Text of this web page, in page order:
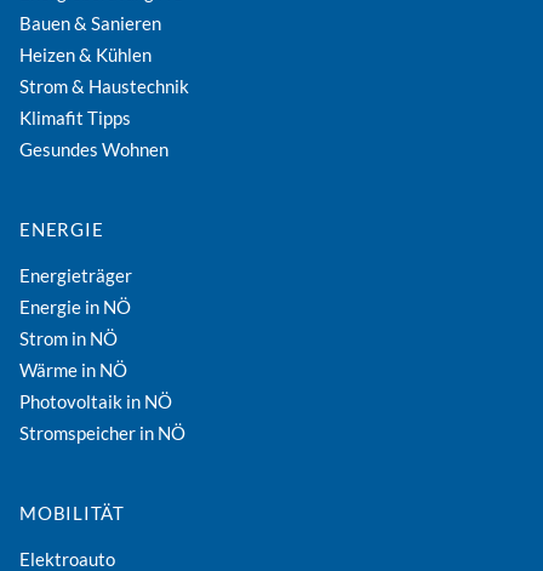
Bauen & Sanieren
Heizen & Kühlen
Strom & Haustechnik
Klimafit Tipps
Gesundes Wohnen
ENERGIE
Energieträger
Energie in NÖ
Strom in NÖ
Wärme in NÖ
Photovoltaik in NÖ
Stromspeicher in NÖ
MOBILITÄT
Elektroauto